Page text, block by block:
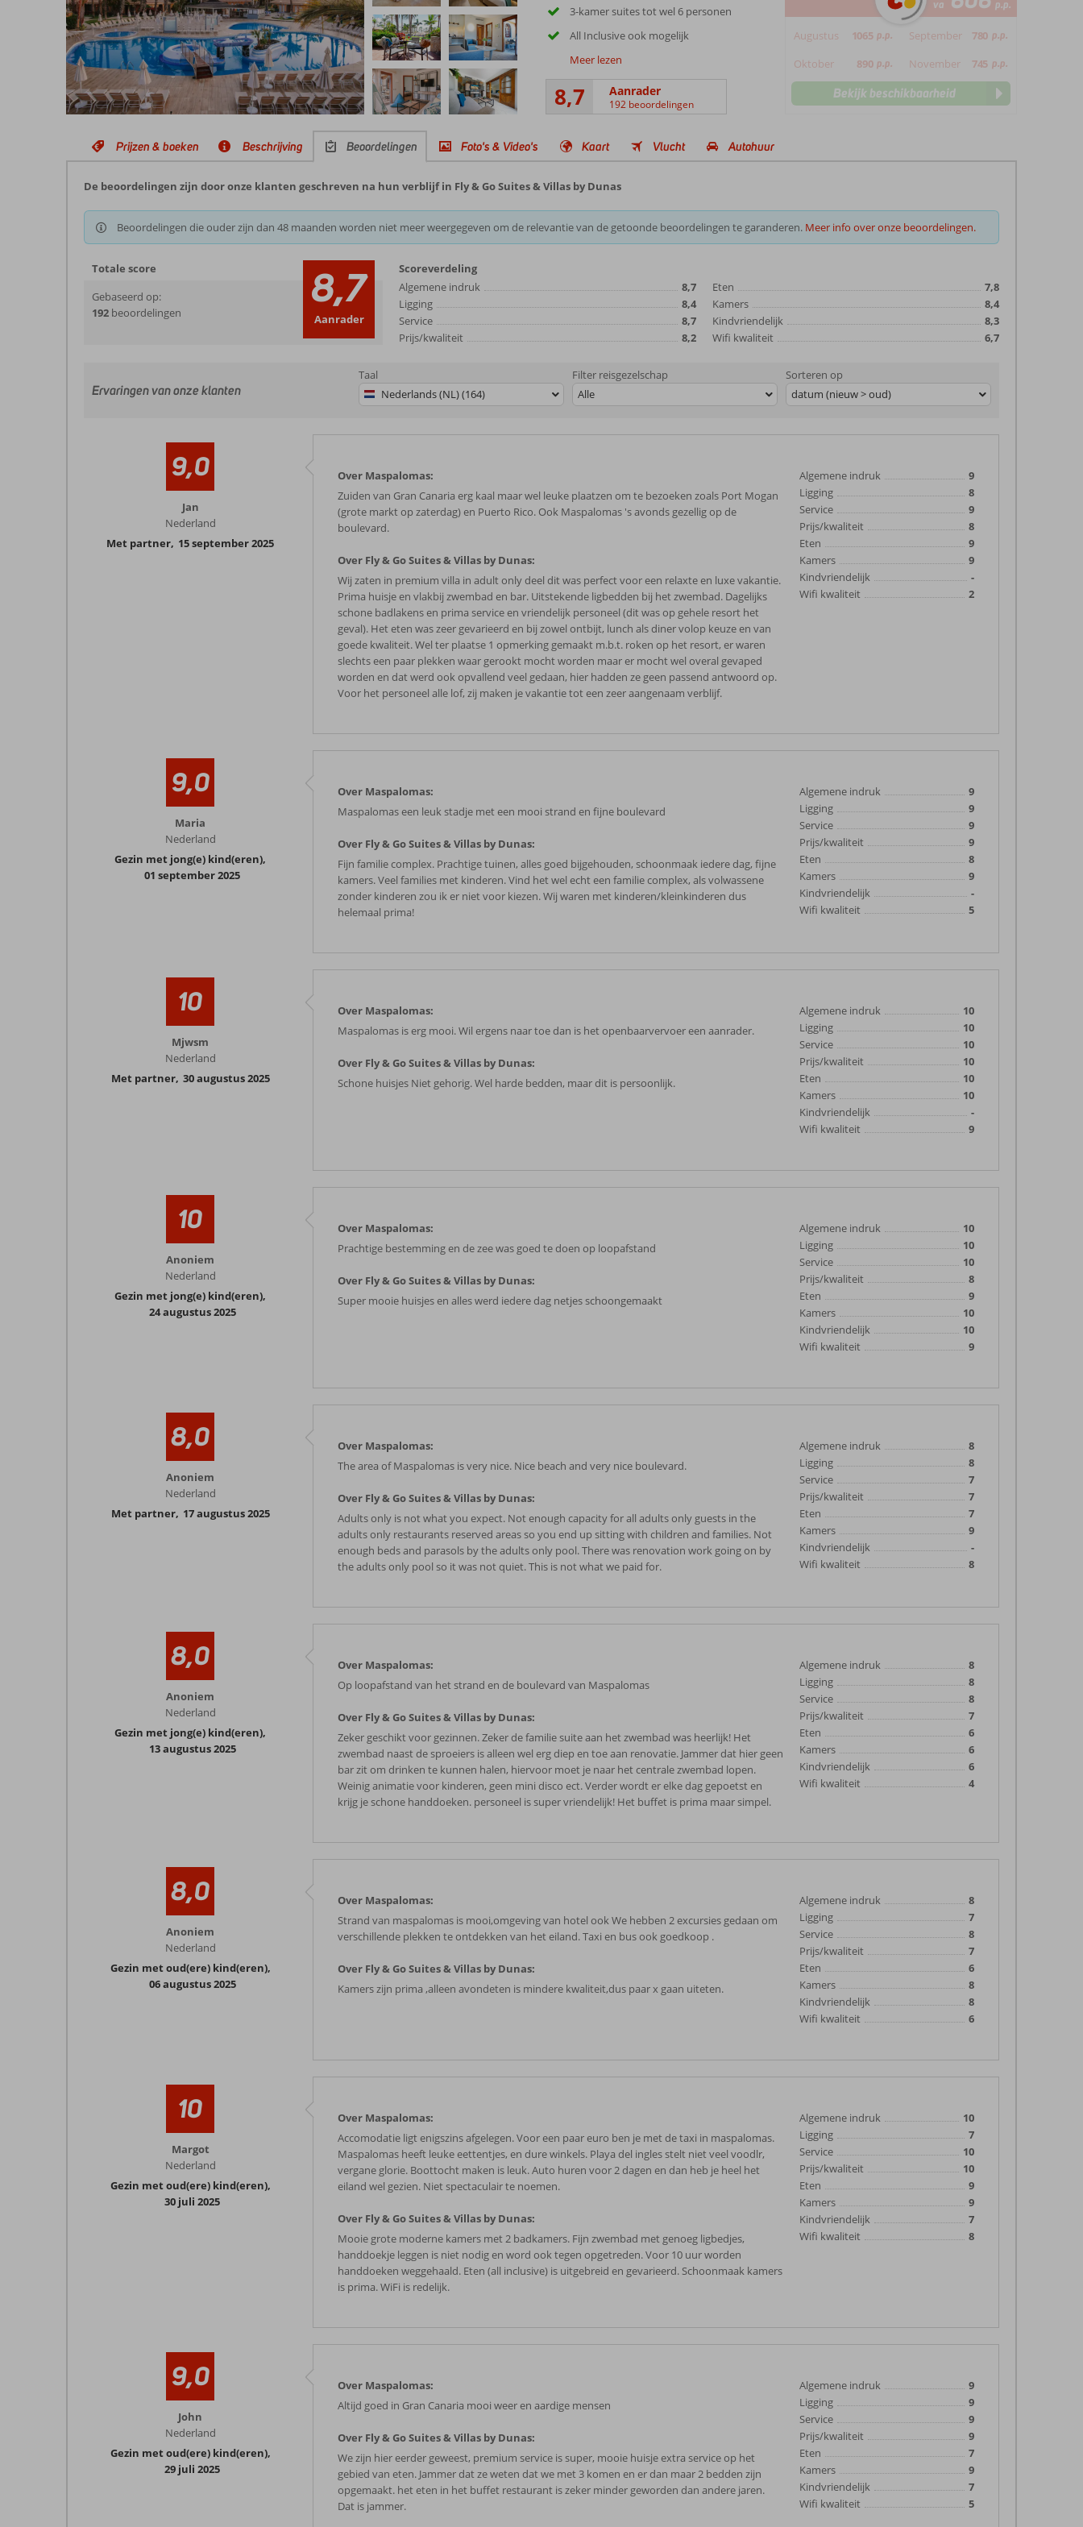
3-kamer suites tot wel 6 personen
All Inclusive ook mogelijk
Meer lezen
8,7 Aanrader
192 beoordelingen
va p.p.
Augustus 1065 p.p. September 780 p.p.
Oktober 890 p.p. November 745 p.p.
Bekijk beschikbaarheid
Prijzen & boeken Beschrijving Beoordelingen Foto's & Video's Kaart Vlucht Autohuur
De beoordelingen zijn door onze klanten geschreven na hun verblijf in Fly & Go Suites & Villas by Dunas
Beoordelingen die ouder zijn dan 48 maanden worden niet meer weergegeven om de relevantie van de getoonde beoordelingen te garanderen. Meer info over onze beoordelingen.
Totale score
Gebaseerd op:
192 beoordelingen 8,7
Aanrader
Scoreverdeling
Algemene indruk
8,7
Ligging
8,4
Service
8,7
Prijs/kwaliteit
8,2
Eten
7,8
Kamers
8,4
Kindvriendelijk
8,3
Wifi kwaliteit
6,7
Ervaringen van onze klanten
Taal
Nederlands (NL) (164)
Filter reisgezelschap
Alle
Sorteren op
datum (nieuw > oud)
9,0
Jan
Nederland
Met partner, 15 september 2025
Over Maspalomas:
Zuiden van Gran Canaria erg kaal maar wel leuke plaatzen om te bezoeken zoals Port Mogan
(grote markt op zaterdag) en Puerto Rico. Ook Maspalomas 's avonds gezellig op de
boulevard.
Over Fly & Go Suites & Villas by Dunas:
Wij zaten in premium villa in adult only deel dit was perfect voor een relaxte en luxe vakantie.
Prima huisje en vlakbij zwembad en bar. Uitstekende ligbedden bij het zwembad. Dagelijks
schone badlakens en prima service en vriendelijk personeel (dit was op gehele resort het
geval). Het eten was zeer gevarieerd en bij zowel ontbijt, lunch als diner volop keuze en van
goede kwaliteit. Wel ter plaatse 1 opmerking gemaakt m.b.t. roken op het resort, er waren
slechts een paar plekken waar gerookt mocht worden maar er mocht wel overal gevaped
worden en dat werd ook opvallend veel gedaan, hier hadden ze geen passend antwoord op.
Voor het personeel alle lof, zij maken je vakantie tot een zeer aangenaam verblijf.
Algemene indruk
9
Ligging
8
Service
9
Prijs/kwaliteit
8
Eten
9
Kamers
9
Kindvriendelijk
-
Wifi kwaliteit
2
9,0
Maria
Nederland
Gezin met jong(e) kind(eren),
01 september 2025
Over Maspalomas:
Maspalomas een leuk stadje met een mooi strand en fijne boulevard
Over Fly & Go Suites & Villas by Dunas:
Fijn familie complex. Prachtige tuinen, alles goed bijgehouden, schoonmaak iedere dag, fijne
kamers. Veel families met kinderen. Vind het wel echt een familie complex, als volwassene
zonder kinderen zou ik er niet voor kiezen. Wij waren met kinderen/kleinkinderen dus
helemaal prima!
Algemene indruk
9
Ligging
9
Service
9
Prijs/kwaliteit
9
Eten
8
Kamers
9
Kindvriendelijk
-
Wifi kwaliteit
5
10
Mjwsm
Nederland
Met partner, 30 augustus 2025
Over Maspalomas:
Maspalomas is erg mooi. Wil ergens naar toe dan is het openbaarvervoer een aanrader.
Over Fly & Go Suites & Villas by Dunas:
Schone huisjes Niet gehorig. Wel harde bedden, maar dit is persoonlijk.
Algemene indruk
10
Ligging
10
Service
10
Prijs/kwaliteit
10
Eten
10
Kamers
10
Kindvriendelijk
-
Wifi kwaliteit
9
10
Anoniem
Nederland
Gezin met jong(e) kind(eren),
24 augustus 2025
Over Maspalomas:
Prachtige bestemming en de zee was goed te doen op loopafstand
Over Fly & Go Suites & Villas by Dunas:
Super mooie huisjes en alles werd iedere dag netjes schoongemaakt
Algemene indruk
10
Ligging
10
Service
10
Prijs/kwaliteit
8
Eten
9
Kamers
10
Kindvriendelijk
10
Wifi kwaliteit
9
8,0
Anoniem
Nederland
Met partner, 17 augustus 2025
Over Maspalomas:
The area of Maspalomas is very nice. Nice beach and very nice boulevard.
Over Fly & Go Suites & Villas by Dunas:
Adults only is not what you expect. Not enough capacity for all adults only guests in the
adults only restaurants reserved areas so you end up sitting with children and families. Not
enough beds and parasols by the adults only pool. There was renovation work going on by
the adults only pool so it was not quiet. This is not what we paid for.
Algemene indruk
8
Ligging
8
Service
7
Prijs/kwaliteit
7
Eten
7
Kamers
9
Kindvriendelijk
-
Wifi kwaliteit
8
8,0
Anoniem
Nederland
Gezin met jong(e) kind(eren),
13 augustus 2025
Over Maspalomas:
Op loopafstand van het strand en de boulevard van Maspalomas
Over Fly & Go Suites & Villas by Dunas:
Zeker geschikt voor gezinnen. Zeker de familie suite aan het zwembad was heerlijk! Het
zwembad naast de sproeiers is alleen wel erg diep en toe aan renovatie. Jammer dat hier geen
bar zit om drinken te kunnen halen, hiervoor moet je naar het centrale zwembad lopen.
Weinig animatie voor kinderen, geen mini disco ect. Verder wordt er elke dag gepoetst en
krijg je schone handdoeken. personeel is super vriendelijk! Het buffet is prima maar simpel.
Algemene indruk
8
Ligging
8
Service
8
Prijs/kwaliteit
7
Eten
6
Kamers
6
Kindvriendelijk
6
Wifi kwaliteit
4
8,0
Anoniem
Nederland
Gezin met oud(ere) kind(eren),
06 augustus 2025
Over Maspalomas:
Strand van maspalomas is mooi,omgeving van hotel ook We hebben 2 excursies gedaan om
verschillende plekken te ontdekken van het eiland. Taxi en bus ook goedkoop .
Over Fly & Go Suites & Villas by Dunas:
Kamers zijn prima ,alleen avondeten is mindere kwaliteit,dus paar x gaan uiteten.
Algemene indruk
8
Ligging
7
Service
8
Prijs/kwaliteit
7
Eten
6
Kamers
8
Kindvriendelijk
8
Wifi kwaliteit
6
10
Margot
Nederland
Gezin met oud(ere) kind(eren),
30 juli 2025
Over Maspalomas:
Accomodatie ligt enigszins afgelegen. Voor een paar euro ben je met de taxi in maspalomas.
Maspalomas heeft leuke eettentjes, en dure winkels. Playa del ingles stelt niet veel voodlr,
vergane glorie. Boottocht maken is leuk. Auto huren voor 2 dagen en dan heb je heel het
eiland wel gezien. Niet spectaculair te noemen.
Over Fly & Go Suites & Villas by Dunas:
Mooie grote moderne kamers met 2 badkamers. Fijn zwembad met genoeg ligbedjes,
handdoekje leggen is niet nodig en word ook tegen opgetreden. Voor 10 uur worden
handdoeken weggehaald. Eten (all inclusive) is uitgebreid en gevarieerd. Schoonmaak kamers
is prima. WiFi is redelijk.
Algemene indruk
10
Ligging
7
Service
10
Prijs/kwaliteit
10
Eten
9
Kamers
9
Kindvriendelijk
7
Wifi kwaliteit
8
9,0
John
Nederland
Gezin met oud(ere) kind(eren),
29 juli 2025
Over Maspalomas:
Altijd goed in Gran Canaria mooi weer en aardige mensen
Over Fly & Go Suites & Villas by Dunas:
We zijn hier eerder geweest, premium service is super, mooie huisje extra service op het
gebied van eten. Jammer dat ze weten dat we met 3 komen en er dan maar 2 bedden zijn
opgemaakt. het eten in het buffet restaurant is zeker minder geworden dan andere jaren.
Dat is jammer.
Algemene indruk
9
Ligging
9
Service
9
Prijs/kwaliteit
9
Eten
7
Kamers
9
Kindvriendelijk
7
Wifi kwaliteit
5